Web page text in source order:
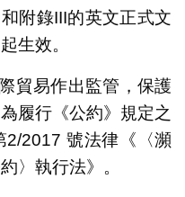
附錄III的英文正式文
生效。
貿易作出監管，保護
履行《公約》規定之
2017 號法律《〈瀕
〉執行法》。